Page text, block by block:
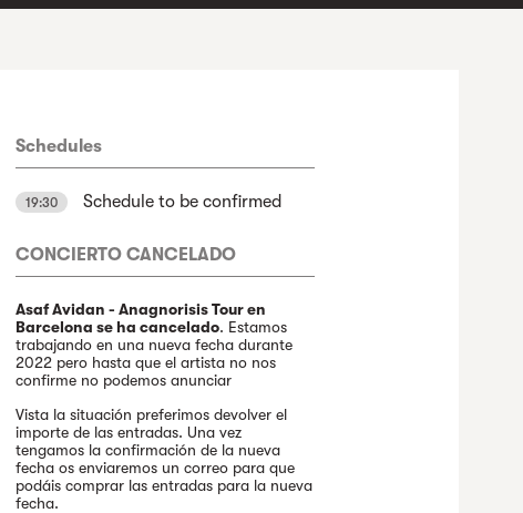
Schedules
19:30 Schedule to be confirmed
CONCIERTO CANCELADO
Asaf Avidan - Anagnorisis Tour en
Barcelona se ha cancelado. Estamos
trabajando en una nueva fecha durante
2022 pero hasta que el artista no nos
confirme no podemos anunciar
Vista la situación preferimos devolver el
importe de las entradas. Una vez
tengamos la confirmación de la nueva
fecha os enviaremos un correo para que
podáis comprar las entradas para la nueva
fecha.